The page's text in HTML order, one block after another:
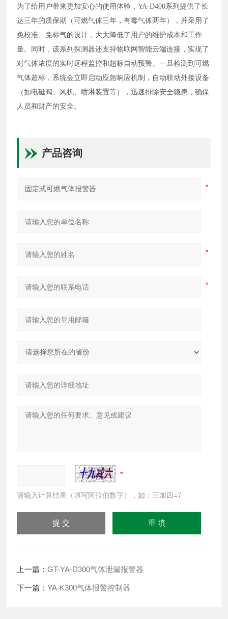
为了给用户带来更加安心的使用体验，YA-D400系列提供了长
达三年的质保期（可燃气体三年，有毒气体两年），并采用了
免校准、免标气的设计，大大降低了用户的维护成本和工作
量。同时，该系列探测器还支持物联网智能云端连接，实现了
对气体浓度的实时远程监控和超标自动预警。一旦检测到可燃
气体超标，系统会立即启动应急响应机制，自动联动外接设备
（如电磁阀、风机、喷淋装置等），迅速排除安全隐患，确保
人员和财产的安全。
产品咨询
请输入计算结果（填写阿拉伯数字），如：三加四=7
上一篇：GT-YA-D300气体泄漏报警器
下一篇：YA-K300气体报警控制器